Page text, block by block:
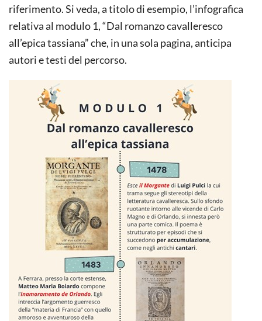
riferimento. Si veda, a titolo di esempio, l’infografica
relativa al modulo 1, “Dal romanzo cavalleresco
all’epica tassiana” che, in una sola pagina, anticipa
autori e testi del percorso.